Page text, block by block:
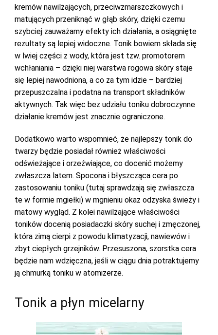
kremów nawilżających, przeciwzmarszczkowych i
matujących przeniknąć w głąb skóry, dzięki czemu
szybciej zauważamy efekty ich działania, a osiągnięte
rezultaty są lepiej widoczne. Tonik bowiem składa się
w lwiej części z wody, która jest tzw. promotorem
wchłaniania – dzięki niej warstwa rogowa skóry staje
się lepiej nawodniona, a co za tym idzie – bardziej
przepuszczalna i podatna na transport składników
aktywnych. Tak więc bez udziału toniku dobroczynne
działanie kremów jest znacznie ograniczone.
Dodatkowo warto wspomnieć, że najlepszy tonik do
twarzy będzie posiadał również właściwości
odświeżające i orzeźwiające, co docenić możemy
zwłaszcza latem. Spocona i błyszcząca cera po
zastosowaniu toniku (tutaj sprawdzają się zwłaszcza
te w formie mgiełki) w mgnieniu okaz odzyska świeży i
matowy wygląd. Z kolei nawilżające właściwości
toników docenią posiadaczki skóry suchej i zmęczonej,
która zimą cierpi z powodu klimatyzacji, nawiewów i
zbyt ciepłych grzejników. Przesuszona, szorstka cera
będzie nam wdzięczna, jeśli w ciągu dnia potraktujemy
ją chmurką toniku w atomizerze.
Tonik a płyn micelarny